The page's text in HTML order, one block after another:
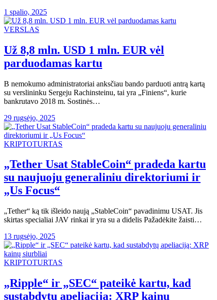
1 spalio, 2025
VERSLAS
Už 8,8 mln. USD 1 mln. EUR vėl
parduodamas kartu
B nemokumo administratoriai anksčiau bando parduoti antrą kartą
su verslininku Sergeju Rachinsteinu, tai yra „Finiens“, kurie
bankrutavo 2018 m. Sostinės…
29 rugsėjo, 2025
KRIPTOTURTAS
„Tether Usat StableCoin“ pradeda kartu
su naujuoju generaliniu direktoriumi ir
„Us Focus“
„Tether“ ką tik išleido naują „StableCoin“ pavadinimu USAT. Jis
skirtas specialiai JAV rinkai ir yra su a didelis Pažadėkite žaisti…
13 rugsėjo, 2025
KRIPTOTURTAS
„Ripple“ ir „SEC“ pateikė kartu, kad
sustabdytų apeliaciją: XRP kainų